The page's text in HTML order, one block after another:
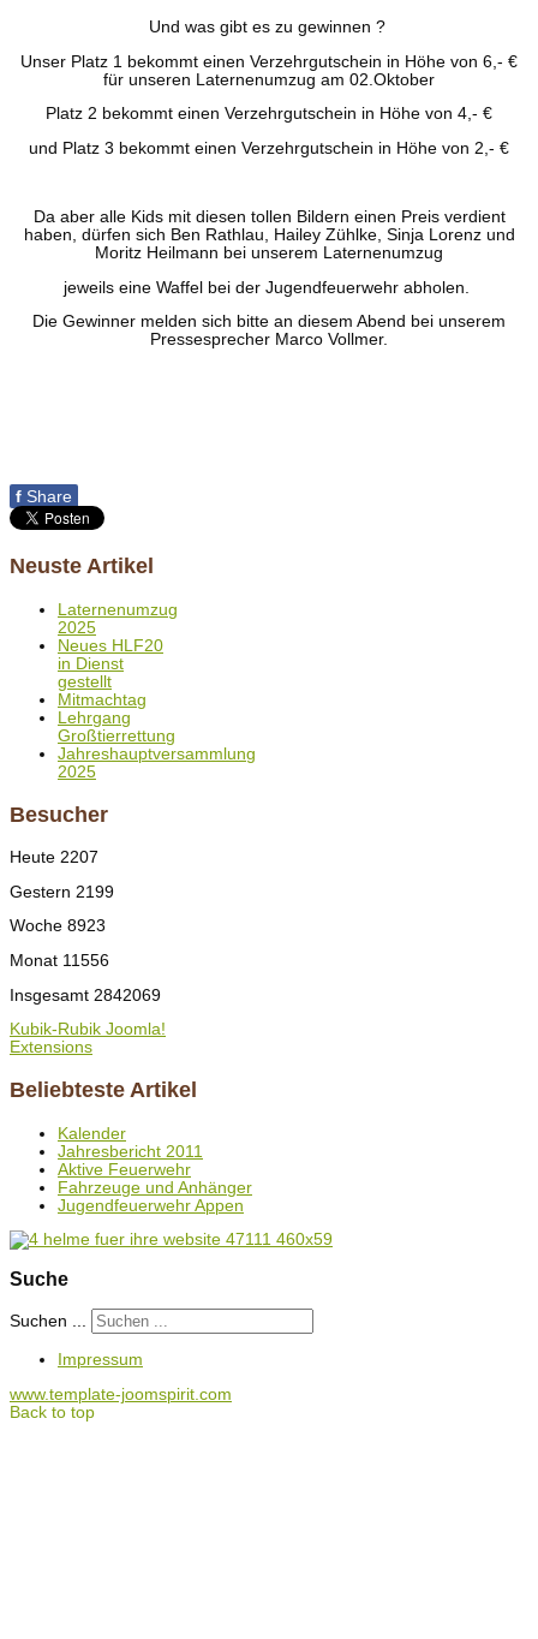
Und was gibt es zu gewinnen ?
Unser Platz 1 bekommt einen Verzehrgutschein in Höhe von 6,- €
für unseren Laternenumzug am 02.Oktober
Platz 2 bekommt einen Verzehrgutschein in Höhe von 4,- €
und Platz 3 bekommt einen Verzehrgutschein in Höhe von 2,- €
Da aber alle Kids mit diesen tollen Bildern einen Preis verdient
haben, dürfen sich Ben Rathlau, Hailey Zühlke, Sinja Lorenz und
Moritz Heilmann bei unserem Laternenumzug
jeweils eine Waffel bei der Jugendfeuerwehr abholen.
Die Gewinner melden sich bitte an diesem Abend bei unserem
Pressesprecher Marco Vollmer.
f Share
Neuste Artikel
Laternenumzug
2025
Neues HLF20
in Dienst
gestellt
Mitmachtag
Lehrgang
Großtierrettung
Jahreshauptversammlung
2025
Besucher
Heute 2207
Gestern 2199
Woche 8923
Monat 11556
Insgesamt 2842069
Kubik-Rubik Joomla!
Extensions
Beliebteste Artikel
Kalender
Jahresbericht 2011
Aktive Feuerwehr
Fahrzeuge und Anhänger
Jugendfeuerwehr Appen
Suche
Suchen ...
Impressum
www.template-joomspirit.com
Back to top